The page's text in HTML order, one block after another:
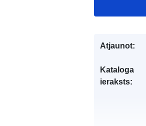
Atjaunot:
Kataloga
ieraksts: